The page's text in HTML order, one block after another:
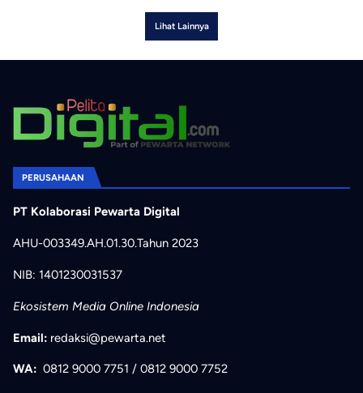
Lihat Lainnya
PERUSAHAAN
PT Kolaborasi Pewarta Digital
AHU-003349.AH.01.30.Tahun 2023
NIB: 1401230031537
Ekosistem Media Online Indonesia
Email: redaksi@pewarta.net
WA: 0812 9000 7751 / 0812 9000 7752